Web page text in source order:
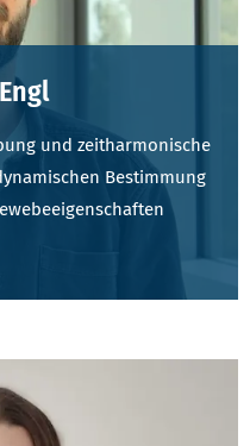
und zeitharmonische
Bestimmung